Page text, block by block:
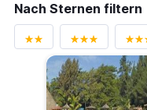
Nach Sternen filtern